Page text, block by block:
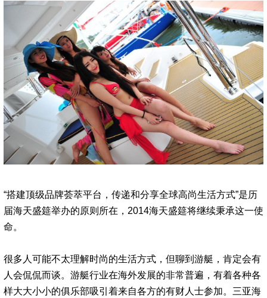
“搭建顶级品牌荟萃平台，传递和分享全球高尚生活方式”是历
届海天盛筵举办的原则所在，2014海天盛筵将继续秉承这一使
命。
很多人可能不太理解时尚的生活方式，但聊到游艇，肯定会有
人会侃侃而谈。游艇行业在海外发展的非常普遍，有着各种各
样大大小小的俱乐部吸引着来自各方的有财人士参加。三亚海